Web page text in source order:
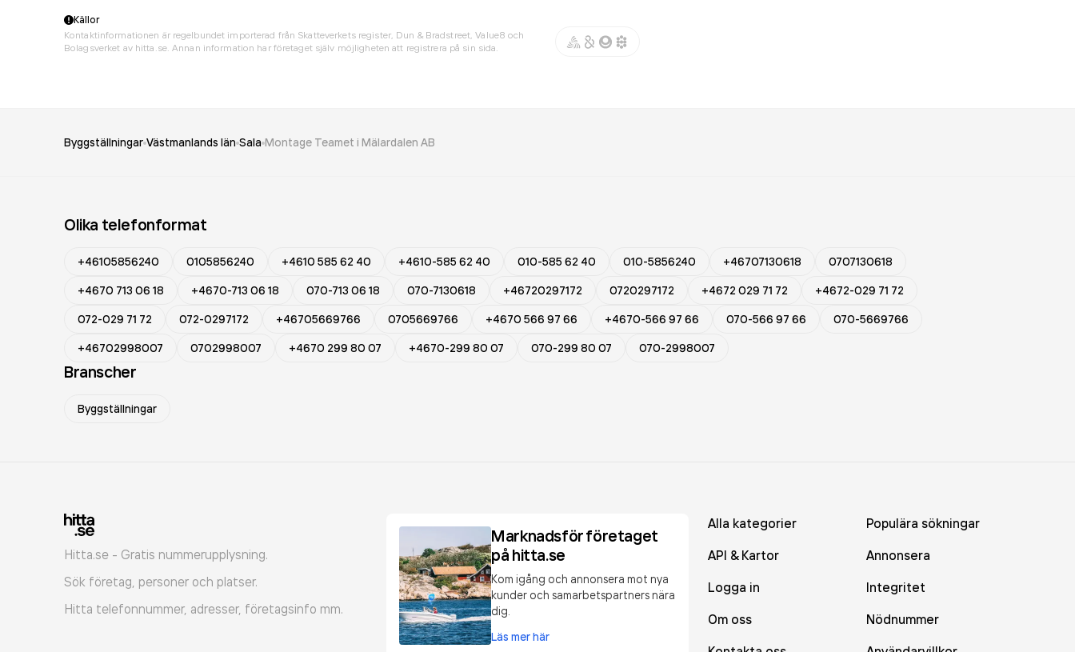
Källor
Kontaktinformationen är regelbundet importerad från Skatteverkets register, Dun & Bradstreet, Value8 och
Bolagsverket av hitta.se. Annan information har företaget själv möjligheten att registrera på sin sida.
Byggställningar Västmanlands län Sala Montage Teamet i Mälardalen AB
Olika telefonformat
+46105856240 0105856240 +4610 585 62 40 +4610-585 62 40 010-585 62 40 010-5856240 +46707130618
0707130618
+4670 713 06 18
+4670-713 06 18 070-713 06 18 070-7130618 +46720297172 0720297172 +4672 029 71 72
+4672-029 71 72
072-029 71 72
072-0297172 +46705669766 0705669766 +4670 566 97 66 +4670-566 97 66 070-566 97 66
070-5669766
+46702998007
0702998007 +4670 299 80 07 +4670-299 80 07 070-299 80 07 070-2998007
Branscher
Byggställningar
Hitta.se - Gratis nummerupplysning.
Sök företag, personer och platser.
Hitta telefonnummer, adresser, företagsinfo mm.
Marknadsför företaget
på hitta.se
Kom igång och annonsera mot nya
kunder och samarbetspartners nära
dig.
Läs mer här
Alla kategorier
Populära sökningar
API & Kartor
Annonsera
Logga in
Integritet
Om oss
Nödnummer